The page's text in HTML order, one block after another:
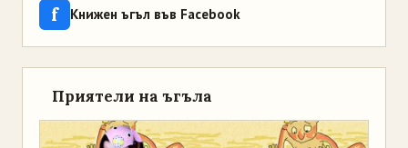
f Книжен ъгъл във Facebook
Приятели на ъгъла